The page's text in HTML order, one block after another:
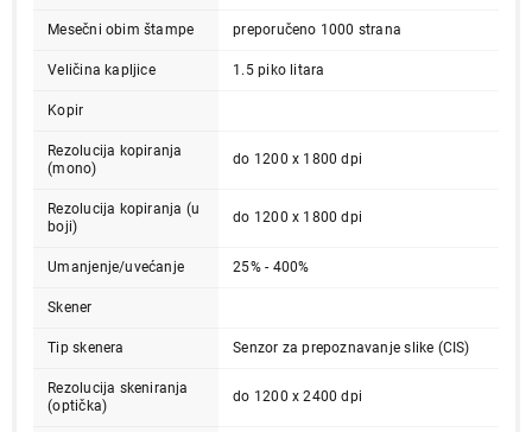
Mesečni obim štampe preporučeno 1000 strana
Veličina kapljice 1.5 piko litara
Kopir
Rezolucija kopiranja
(mono)
do 1200 x 1800 dpi
Rezolucija kopiranja (u
boji)
do 1200 x 1800 dpi
Umanjenje/uvećanje 25% - 400%
Skener
Tip skenera Senzor za prepoznavanje slike (CIS)
Rezolucija skeniranja
(optička)
do 1200 x 2400 dpi
ŠTAMPAČI
BROTHER DCP-T220 DCPT220YJ1
Proizvod je dodat u korpu.
Ukupno u korpi: 0,00
Nastavi kupovinu